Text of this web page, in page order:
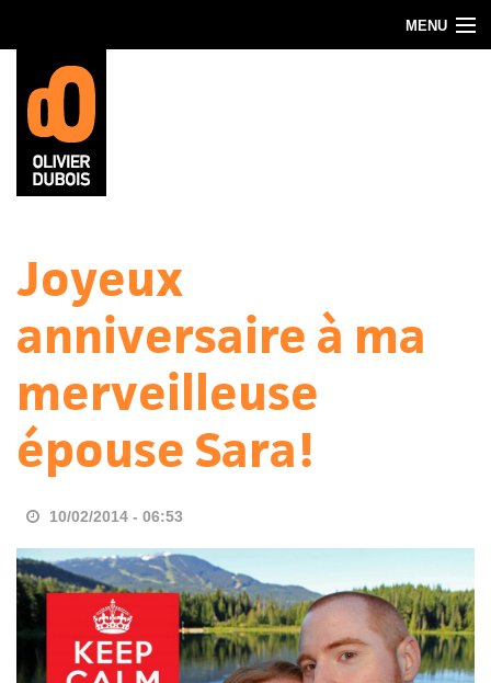
MENU
Blog
About
Contact
Joyeux
anniversaire à ma
merveilleuse
épouse Sara!
10/02/2014 - 06:53